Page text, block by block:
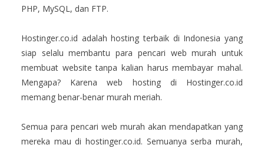
PHP, MySQL, dan FTP.
Hostinger.co.id adalah hosting terbaik di Indonesia yang
siap selalu membantu para pencari web murah untuk
membuat website tanpa kalian harus membayar mahal.
Mengapa? Karena web hosting di Hostinger.co.id
memang benar-benar murah meriah.
Semua para pencari web murah akan mendapatkan yang
mereka mau di hostinger.co.id. Semuanya serba murah,